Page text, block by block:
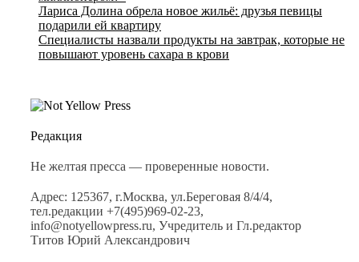
Лариса Долина обрела новое жильё: друзья певицы
подарили ей квартиру
Специалисты назвали продукты на завтрак, которые не
повышают уровень сахара в крови
Редакция
Не желтая пресса — проверенные новости.
Адрес: 125367, г.Москва, ул.Береговая 8/4/4,
тел.редакции +7(495)969-02-23,
info@notyellowpress.ru, Учредитель и Гл.редактор
Титов Юрий Александрович